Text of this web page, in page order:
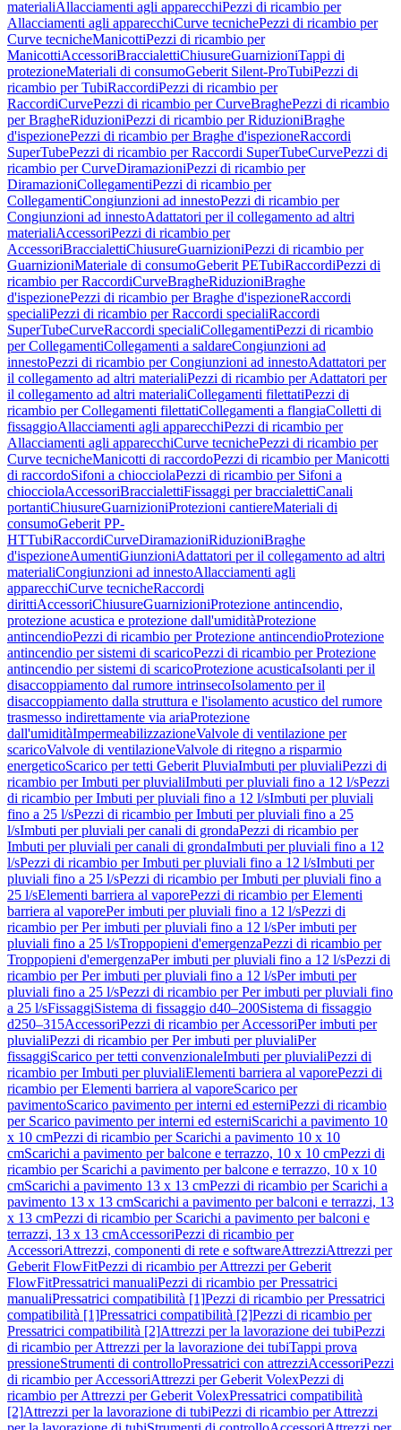
materialiAllacciamenti agli apparecchiPezzi di ricambio per
Allacciamenti agli apparecchiCurve tecnichePezzi di ricambio per
Curve tecnicheManicottiPezzi di ricambio per
ManicottiAccessoriBraccialettiChiusureGuarnizioniTappi di
protezioneMateriali di consumoGeberit Silent-ProTubiPezzi di
ricambio per TubiRaccordiPezzi di ricambio per
RaccordiCurvePezzi di ricambio per CurveBraghePezzi di ricambio
per BragheRiduzioniPezzi di ricambio per RiduzioniBraghe
d'ispezionePezzi di ricambio per Braghe d'ispezioneRaccordi
SuperTubePezzi di ricambio per Raccordi SuperTubeCurvePezzi di
ricambio per CurveDiramazioniPezzi di ricambio per
DiramazioniCollegamentiPezzi di ricambio per
CollegamentiCongiunzioni ad innestoPezzi di ricambio per
Congiunzioni ad innestoAdattatori per il collegamento ad altri
materialiAccessoriPezzi di ricambio per
AccessoriBraccialettiChiusureGuarnizioniPezzi di ricambio per
GuarnizioniMateriale di consumoGeberit PETubiRaccordiPezzi di
ricambio per RaccordiCurveBragheRiduzioniBraghe
d'ispezionePezzi di ricambio per Braghe d'ispezioneRaccordi
specialiPezzi di ricambio per Raccordi specialiRaccordi
SuperTubeCurveRaccordi specialiCollegamentiPezzi di ricambio
per CollegamentiCollegamenti a saldareCongiunzioni ad
innestoPezzi di ricambio per Congiunzioni ad innestoAdattatori per
il collegamento ad altri materialiPezzi di ricambio per Adattatori per
il collegamento ad altri materialiCollegamenti filettatiPezzi di
ricambio per Collegamenti filettatiCollegamenti a flangiaColletti di
fissaggioAllacciamenti agli apparecchiPezzi di ricambio per
Allacciamenti agli apparecchiCurve tecnichePezzi di ricambio per
Curve tecnicheManicotti di raccordoPezzi di ricambio per Manicotti
di raccordoSifoni a chiocciolaPezzi di ricambio per Sifoni a
chiocciolaAccessoriBraccialettiFissaggi per braccialettiCanali
portantiChiusureGuarnizioniProtezioni cantiereMateriali di
consumoGeberit PP-
HTTubiRaccordiCurveDiramazioniRiduzioniBraghe
d'ispezioneAumentiGiunzioniAdattatori per il collegamento ad altri
materialiCongiunzioni ad innestoAllacciamenti agli
apparecchiCurve tecnicheRaccordi
dirittiAccessoriChiusureGuarnizioniProtezione antincendio,
protezione acustica e protezione dall'umiditàProtezione
antincendioPezzi di ricambio per Protezione antincendioProtezione
antincendio per sistemi di scaricoPezzi di ricambio per Protezione
antincendio per sistemi di scaricoProtezione acusticaIsolanti per il
disaccoppiamento dal rumore intrinsecoIsolamento per il
disaccoppiamento dalla struttura e l'isolamento acustico del rumore
trasmesso indirettamente via ariaProtezione
dall'umiditàImpermeabilizzazioneValvole di ventilazione per
scaricoValvole di ventilazioneValvole di ritegno a risparmio
energeticoScarico per tetti Geberit PluviaImbuti per pluvialiPezzi di
ricambio per Imbuti per pluvialiImbuti per pluviali fino a 12 l/sPezzi
di ricambio per Imbuti per pluviali fino a 12 l/sImbuti per pluviali
fino a 25 l/sPezzi di ricambio per Imbuti per pluviali fino a 25
l/sImbuti per pluviali per canali di grondaPezzi di ricambio per
Imbuti per pluviali per canali di grondaImbuti per pluviali fino a 12
l/sPezzi di ricambio per Imbuti per pluviali fino a 12 l/sImbuti per
pluviali fino a 25 l/sPezzi di ricambio per Imbuti per pluviali fino a
25 l/sElementi barriera al vaporePezzi di ricambio per Elementi
barriera al vaporePer imbuti per pluviali fino a 12 l/sPezzi di
ricambio per Per imbuti per pluviali fino a 12 l/sPer imbuti per
pluviali fino a 25 l/sTroppopieni d'emergenzaPezzi di ricambio per
Troppopieni d'emergenzaPer imbuti per pluviali fino a 12 l/sPezzi di
ricambio per Per imbuti per pluviali fino a 12 l/sPer imbuti per
pluviali fino a 25 l/sPezzi di ricambio per Per imbuti per pluviali fino
a 25 l/sFissaggiSistema di fissaggio d40–200Sistema di fissaggio
d250–315AccessoriPezzi di ricambio per AccessoriPer imbuti per
pluvialiPezzi di ricambio per Per imbuti per pluvialiPer
fissaggiScarico per tetti convenzionaleImbuti per pluvialiPezzi di
ricambio per Imbuti per pluvialiElementi barriera al vaporePezzi di
ricambio per Elementi barriera al vaporeScarico per
pavimentoScarico pavimento per interni ed esterniPezzi di ricambio
per Scarico pavimento per interni ed esterniScarichi a pavimento 10
x 10 cmPezzi di ricambio per Scarichi a pavimento 10 x 10
cmScarichi a pavimento per balcone e terrazzo, 10 x 10 cmPezzi di
ricambio per Scarichi a pavimento per balcone e terrazzo, 10 x 10
cmScarichi a pavimento 13 x 13 cmPezzi di ricambio per Scarichi a
pavimento 13 x 13 cmScarichi a pavimento per balconi e terrazzi, 13
x 13 cmPezzi di ricambio per Scarichi a pavimento per balconi e
terrazzi, 13 x 13 cmAccessoriPezzi di ricambio per
AccessoriAttrezzi, componenti di rete e softwareAttrezziAttrezzi per
Geberit FlowFitPezzi di ricambio per Attrezzi per Geberit
FlowFitPressatrici manualiPezzi di ricambio per Pressatrici
manualiPressatrici compatibilità [1]Pezzi di ricambio per Pressatrici
compatibilità [1]Pressatrici compatibilità [2]Pezzi di ricambio per
Pressatrici compatibilità [2]Attrezzi per la lavorazione dei tubiPezzi
di ricambio per Attrezzi per la lavorazione dei tubiTappi prova
pressioneStrumenti di controlloPressatrici con attrezziAccessoriPezzi
di ricambio per AccessoriAttrezzi per Geberit VolexPezzi di
ricambio per Attrezzi per Geberit VolexPressatrici compatibilità
[2]Attrezzi per la lavorazione di tubiPezzi di ricambio per Attrezzi